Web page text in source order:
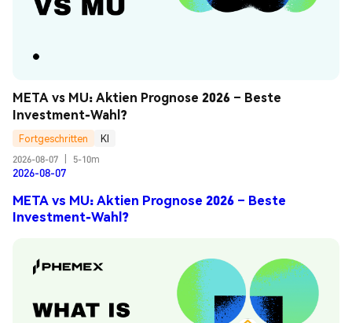
META vs MU: Aktien Prognose 2026 – Beste
Investment-Wahl?
Fortgeschritten
KI
2026-08-07
5-10m
2026-08-07
META vs MU: Aktien Prognose 2026 – Beste
Investment-Wahl?